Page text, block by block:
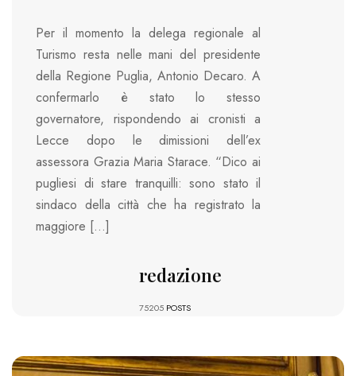
Per il momento la delega regionale al
Turismo resta nelle mani del presidente
della Regione Puglia, Antonio Decaro. A
confermarlo è stato lo stesso
governatore, rispondendo ai cronisti a
Lecce dopo le dimissioni dell’ex
assessora Grazia Maria Starace. “Dico ai
pugliesi di stare tranquilli: sono stato il
sindaco della città che ha registrato la
maggiore […]
redazione
75205 POSTS